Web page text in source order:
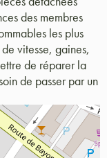
des membres
les plus
vitesse, gaines,
de réparer la
de passer par un